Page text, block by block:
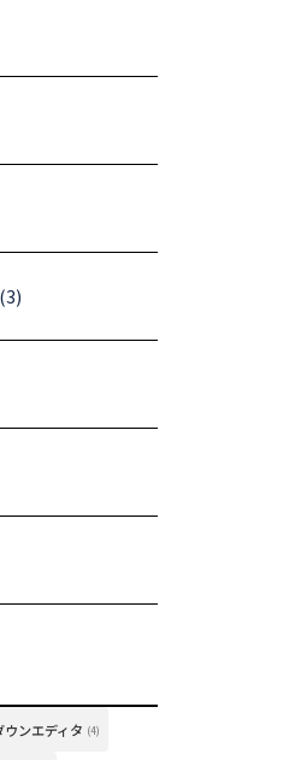
ウンエディタ (4)